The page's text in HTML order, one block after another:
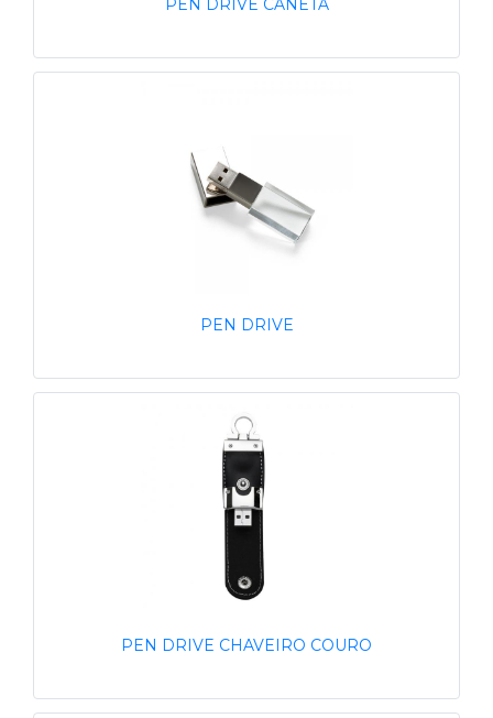
PEN DRIVE CANETA
PEN DRIVE
PEN DRIVE CHAVEIRO COURO